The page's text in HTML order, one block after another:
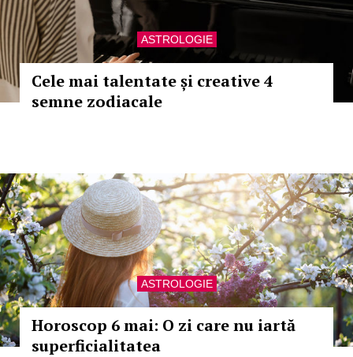
ASTROLOGIE
Cele mai talentate și creative 4
semne zodiacale
ASTROLOGIE
Horoscop 6 mai: O zi care nu iartă
superficialitatea